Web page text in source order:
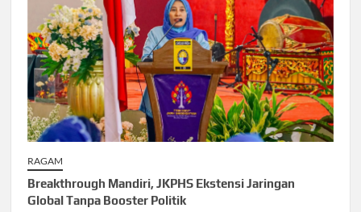
RAGAM
Breakthrough Mandiri, JKPHS Ekstensi Jaringan
Global Tanpa Booster Politik